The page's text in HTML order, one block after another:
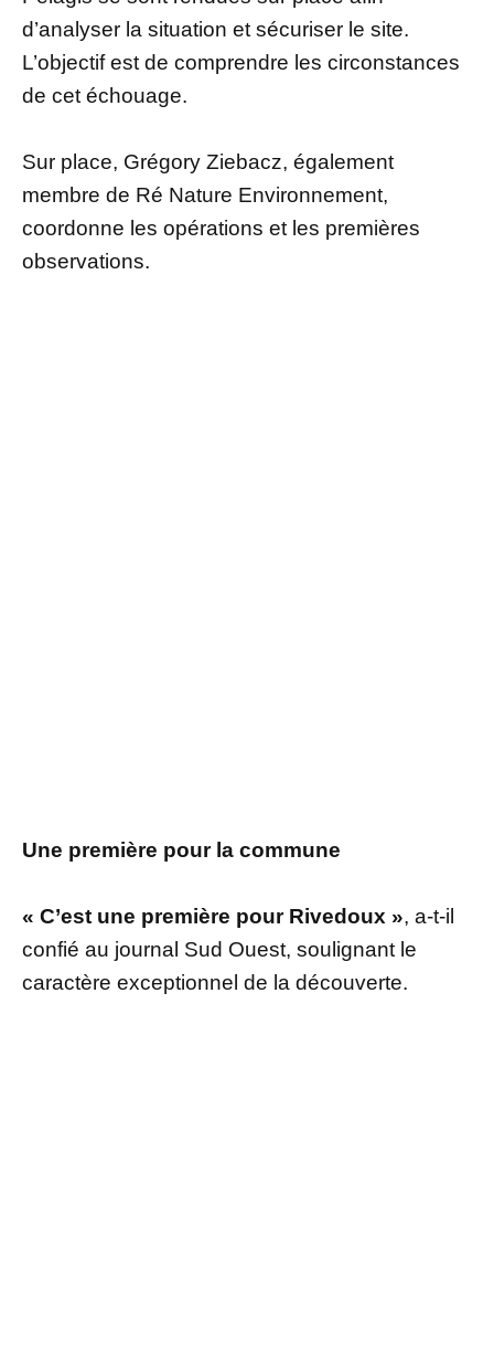
d’analyser la situation et sécuriser le site.
L’objectif est de comprendre les circonstances
de cet échouage.
Sur place, Grégory Ziebacz, également
membre de Ré Nature Environnement,
coordonne les opérations et les premières
observations.
Une première pour la commune
« C’est une première pour Rivedoux », a-t-il
confié au journal Sud Ouest, soulignant le
caractère exceptionnel de la découverte.